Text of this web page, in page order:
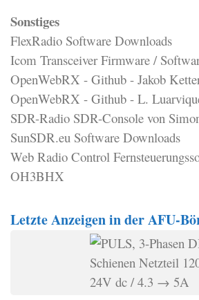
Sonstiges
FlexRadio Software Downloads
Icom Transceiver Firmware /
OpenWebRX - Github - Jakob
OpenWebRX - Github - L.
SDR-Radio SDR-Console von
SunSDR.eu Software Downloads
Web Radio Control
OH3BHX
Letzte Anzeigen in der AFU-